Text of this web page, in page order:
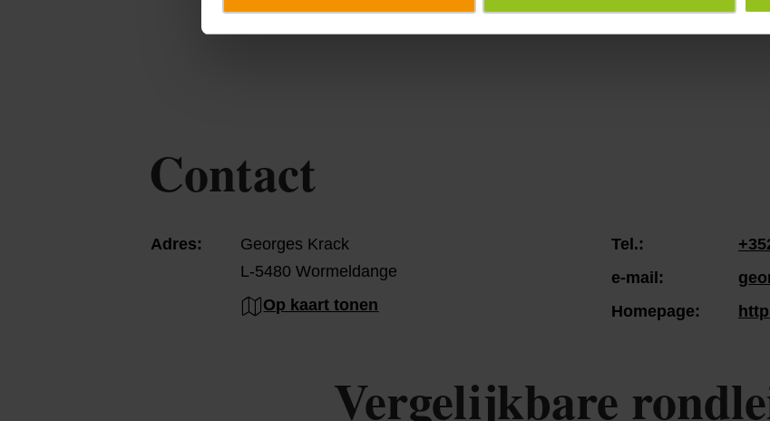
Contact
Adres:
Georges Krack
L-5480 Wormeldange
Op kaart tonen
Tel.:
e-mail:
Homepage:
Vergelijkbare